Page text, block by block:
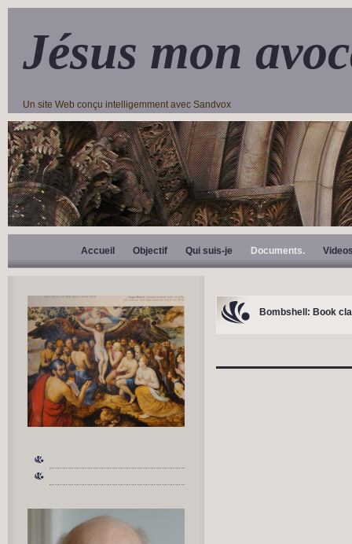
Jésus mon
Un site Web conçu intelligemment avec Sandvox
Accueil Objectif Qui suis-je Documents.
Bombshell: Book